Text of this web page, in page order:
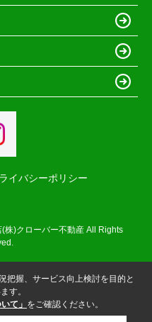
イバシーポリシー
株)クローバー不動産 All Rights
把握、サービス向上検討を目的と
す。
て」 をご確認ください。